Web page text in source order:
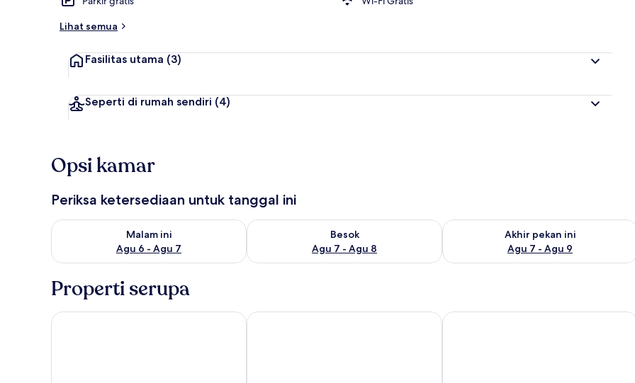
Lihat semua
Fasilitas utama (3)
Seperti di rumah sendiri (4)
Opsi kamar
Periksa ketersediaan untuk tanggal ini
Malam ini
Agu 6 - Agu 7
Periksa ketersediaan untuk malam ini Agu 6 - Agu 7
Besok
Agu 7 - Agu 8
Periksa ketersediaan untuk besok Agu 7 - Agu 8
Akhir pekan ini
Agu 7 - Agu 9
Periksa ketersediaan untuk akhir
Properti serupa
ANANTYA AT ANAMIVA The Regalia Resort Vibes Inn Singing Tree